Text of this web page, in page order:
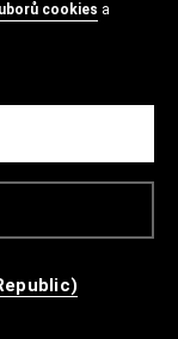
cookies a